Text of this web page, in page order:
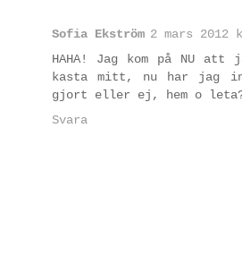
Sofia Ekström 2 mars 2012
HAHA! Jag kom på NU att
kasta mitt, nu har jag
gjort eller ej, hem o
Svara